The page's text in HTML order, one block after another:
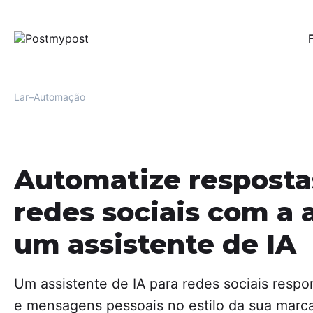
e
Lar Automação
Automatize
redes sociais com a
um assistente de IA
Um assistente de IA para redes sociais
e mensagens pessoais no estilo da sua